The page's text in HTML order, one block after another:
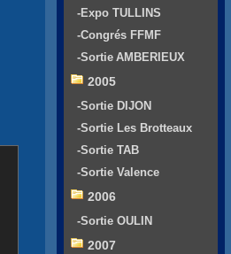
-Expo TULLINS
-Congrés FFMF
-Sortie AMBERIEUX
2005
-Sortie DIJON
-Sortie Les Brotteaux
-Sortie TAB
-Sortie Valence
2006
-Sortie OULIN
2007